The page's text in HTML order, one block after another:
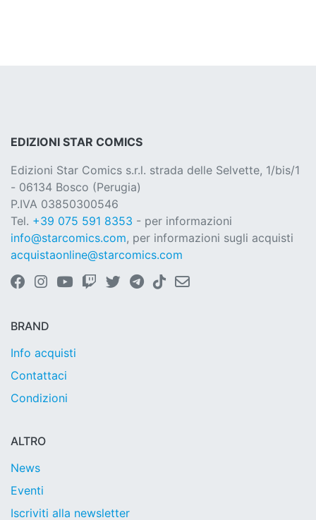
EDIZIONI STAR COMICS
Edizioni Star Comics s.r.l. strada delle Selvette, 1/bis/1
- 06134 Bosco (Perugia)
P.IVA 03850300546
Tel. +39 075 591 8353 - per informazioni
info@starcomics.com, per informazioni sugli acquisti
acquistaonline@starcomics.com
BRAND
Info acquisti
Contattaci
Condizioni
ALTRO
News
Eventi
Iscriviti alla newsletter